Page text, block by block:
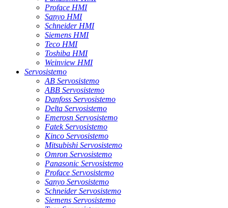
Proface HMI
Sanyo HMI
Schneider HMI
Siemens HMI
Teco HMI
Toshiba HMI
Weinview HMI
Servosistemo
AB Servosistemo
ABB Servosistemo
Danfoss Servosistemo
Delta Servosistemo
Emerosn Servosistemo
Fatek Servosistemo
Kinco Servosistemo
Mitsubishi Servosistemo
Omron Servosistemo
Panasonic Servosistemo
Proface Servosistemo
Sanyo Servosistemo
Schneider Servosistemo
Siemens Servosistemo